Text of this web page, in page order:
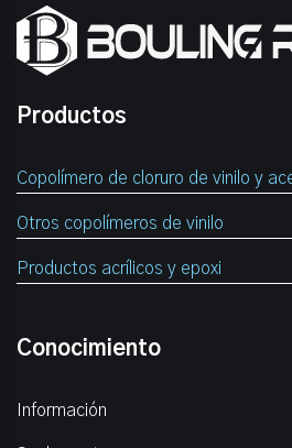
Productos
Copolímero de cloruro de vinilo y
Otros copolímeros de vinilo
Productos acrílicos y epoxi
Conocimiento
Información